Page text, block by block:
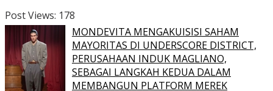
Post Views: 178
MONDEVITA MENGAKUISISI SAHAM
MAYORITAS DI UNDERSCORE DISTRICT,
PERUSAHAAN INDUK MAGLIANO,
SEBAGAI LANGKAH KEDUA DALAM
MEMBANGUN PLATFORM MEREK